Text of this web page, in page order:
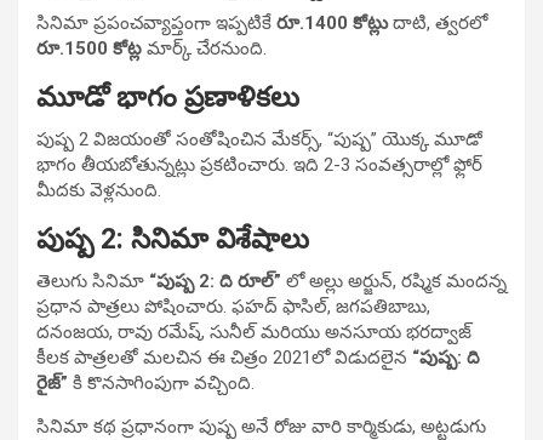
సినిమా ప్రపంచవ్యాప్తంగా ఇప్పటికే రూ.1400 కోట్లుదాటి, త్వరలో
రూ.1500 కోట్ల మార్క్ చేరనుంది.
మూడో భాగం ప్రణాళికలు
పుష్ప 2 విజయంతో సంతోషించిన మేకర్స్, “పుష్ప” యొక్క మూడో
భాగం తీయబోతున్నట్లు ప్రకటించారు. ఇది 2-3 సంవత్సరాల్లో ఫ్లోర్
మీదకు వెళ్లనుంది.
పుష్ప 2: సినిమా విశేషాలు
తెలుగు సినిమా “పుష్ప 2: ది రూల్” లో అల్లు అర్జున్, రష్మిక మందన్న
ప్రధాన పాత్రలు పోషించారు. ఫహద్ ఫాసిల్, జగపతిబాబు,
దనంజయ, రావు రమేష్, సునీల్ మరియు అనసూయ భరద్వాజ్
కీలక పాత్రలతో మలచిన ఈ చిత్రం 2021లో విడుదలైన “పుష్ప: ది
రైజ్” కి కొనసాగింపుగా వచ్చింది.
సినిమా కథ ప్రధానంగా పుష్ప అనే రోజు వారి కార్మికుడు, అట్టడుగు